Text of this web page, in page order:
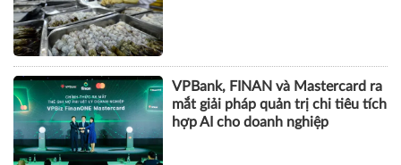
VPBank, FINAN và Mastercard ra
mắt giải pháp quản trị chi tiêu tích
hợp AI cho doanh nghiệp